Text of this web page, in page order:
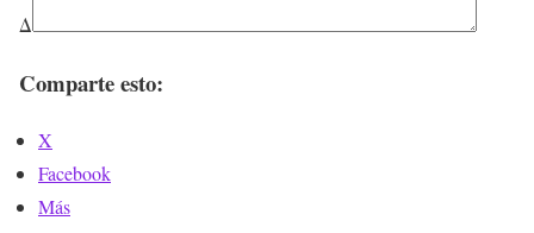
Δ
Comparte esto:
X
Facebook
Más